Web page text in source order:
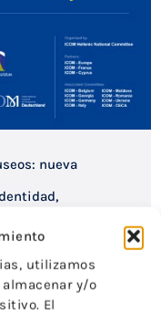
utilizamos
y/o
El
nueva
,Portada
2023